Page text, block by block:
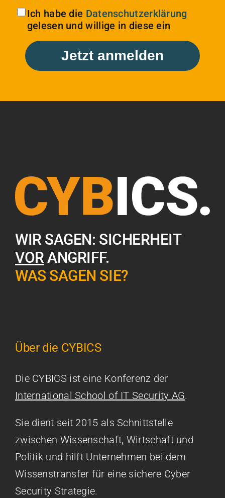
Ich habe die Datenschutzerklärung
gelesen und willige in diese ein
Jetzt anmelden
WIR SAGEN: SICHERHEIT
VOR ANGRIFF.
WAS SAGEN SIE?
Über die CYBICS
Die CYBICS ist eine Konferenz der
International School of IT Security AG.
Sie dient seit 2015 als Schnittstelle
zwischen Wissenschaft, Wirtschaft und
Politik und hilft Unternehmen bei dem
Wissenstransfer für eine sichere Cyber
Security Strategie.